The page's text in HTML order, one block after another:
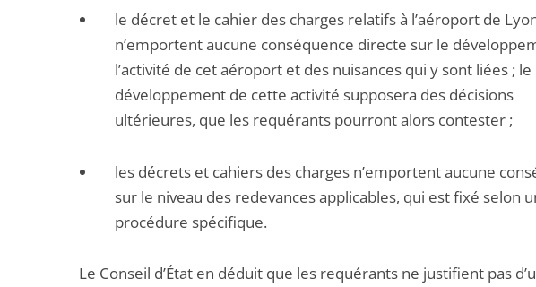
le décret et le cahier des charges relatifs à l’aéroport de
n’emportent aucune conséquence directe sur le
l’activité de cet aéroport et des nuisances qui y sont liées ; le
développement de cette activité supposera des décisions
ultérieures, que les requérants pourront alors contester ;
les décrets et cahiers des charges n’emportent aucune
sur le niveau des redevances applicables, qui est fixé selon
procédure spécifique.
Le Conseil d’État en déduit que les requérants ne justifient pas